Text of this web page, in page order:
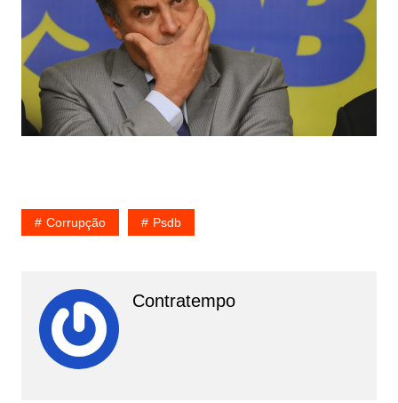
Corrupção Psdb
Contratempo